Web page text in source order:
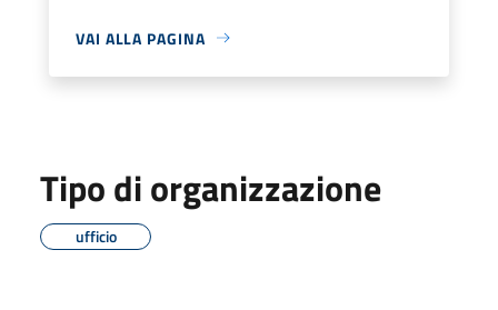
VAI ALLA PAGINA
Tipo di organizzazione
ufficio